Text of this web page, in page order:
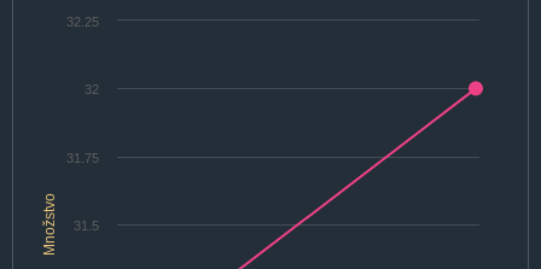
Množstvo 31.5
31.75
32
32.25